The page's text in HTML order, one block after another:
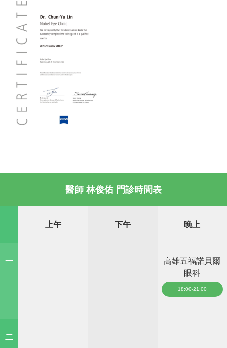
醫師 林俊佑 門診時間表
上午 下午 晚上
一
高雄五福諾貝爾
眼科
18:00-21:00
二